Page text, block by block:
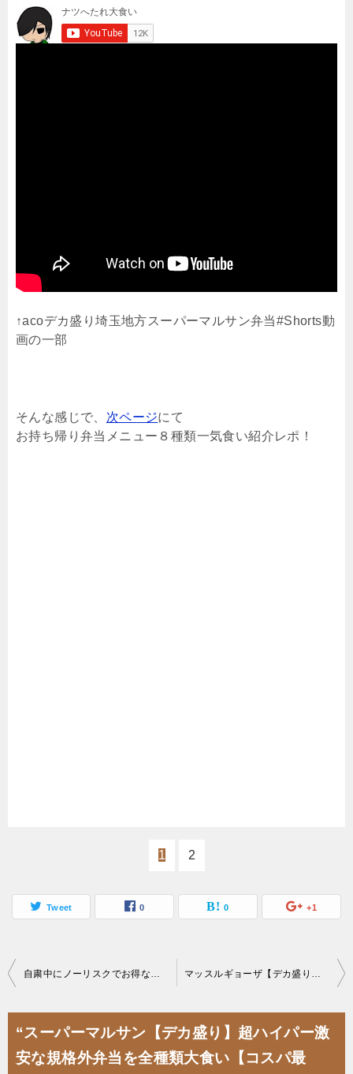
↑acoデカ盛り埼玉地方スーパーマルサン弁当#Shorts動
画の一部
そんな感じで、 次ページにて
お持ち帰り弁当メニュー８種類一気食い紹介レポ！
1 2
Tweet 0 0 +1
投
ビ
自粛中にノーリスクでお得な超簡単おすすめポイ活をご紹介 マッスルギョーザ【デカ盛り】ダイエット糖質オフ高タンパク餃子200個と山盛りごはん対決【大食い
“スーパーマルサン【デカ盛り】超ハイパー激
安な規格外弁当を全種類大食い【コスパ最